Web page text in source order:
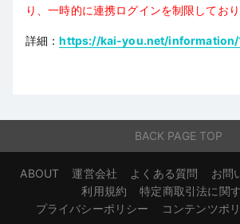
り、一時的に連携ログインを制限しており
詳細：https://kai-you.net/information/
BACK PAGE TOP
ABOUT 運営会社 よくある質問 お問
利用規約
特定商取引法に関
プライバシーポリシー
コンテンツポ